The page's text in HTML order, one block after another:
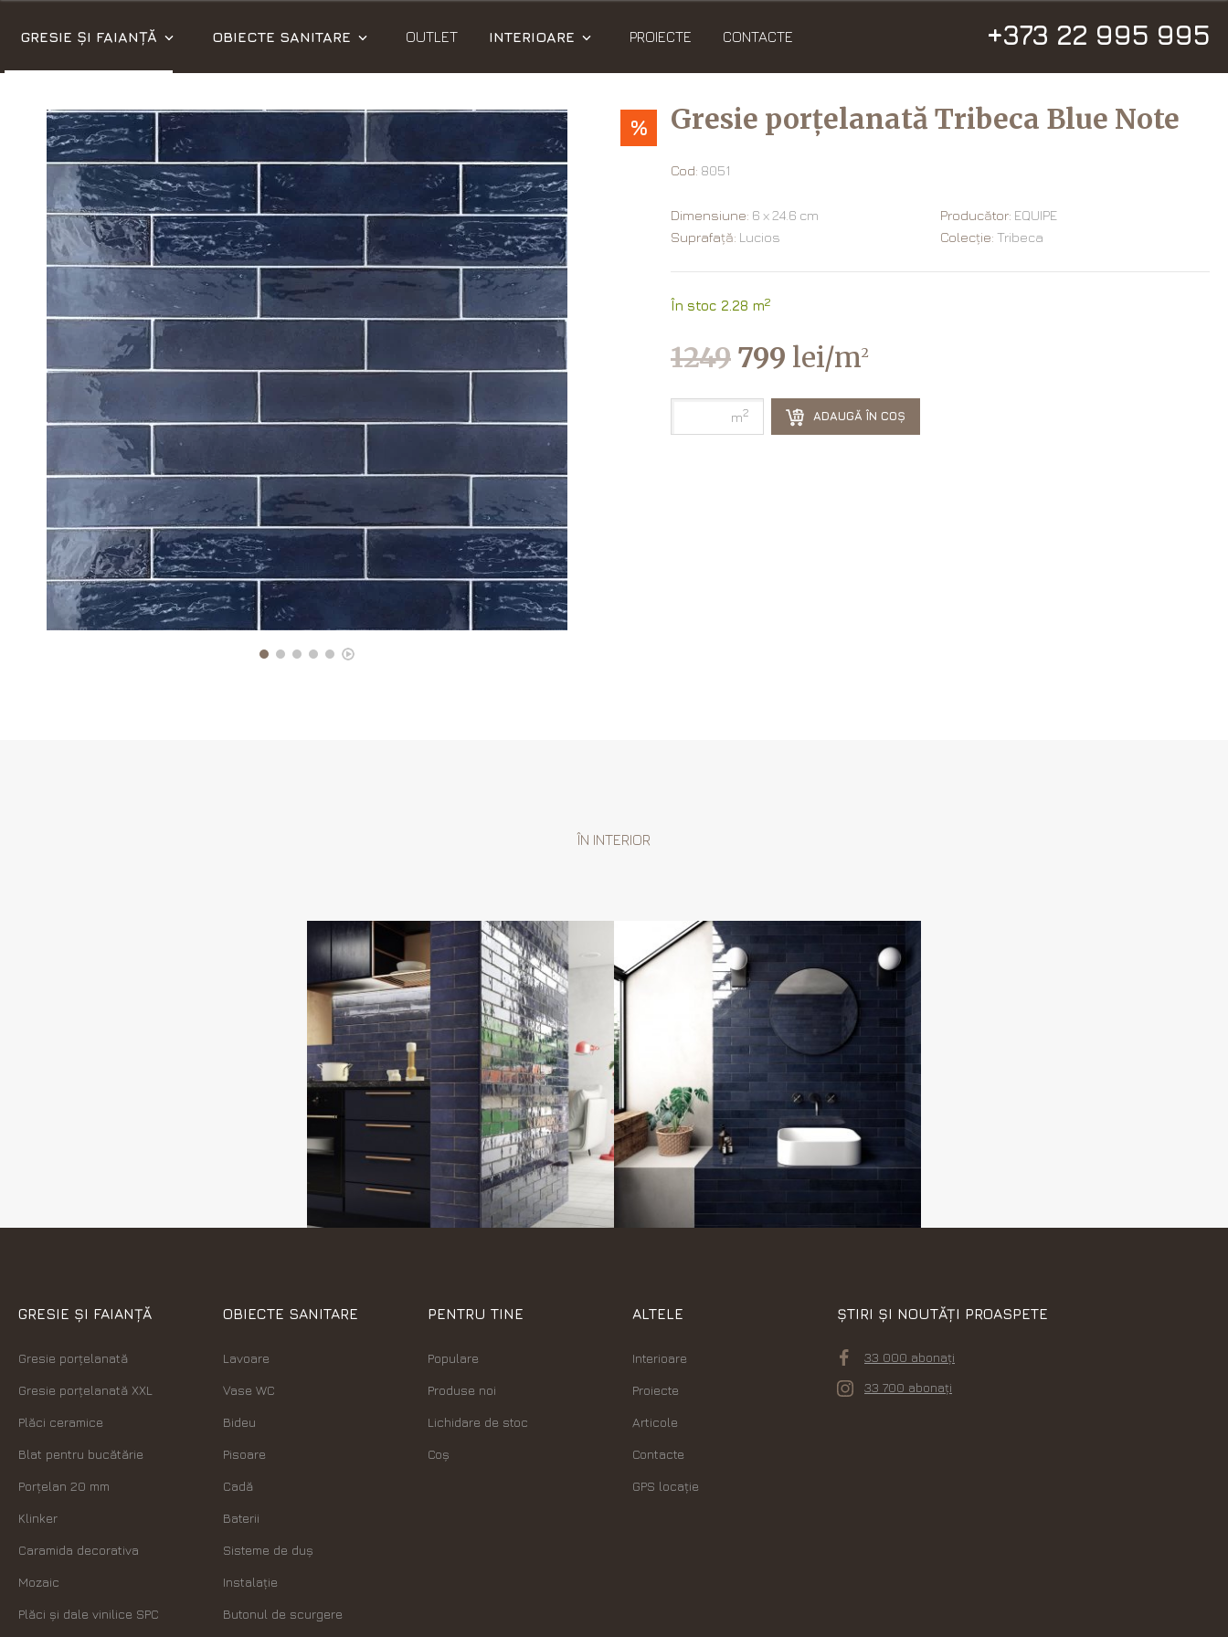
GRESIE ȘI FAIANȚĂ OBIECTE SANITARE OUTLET INTERIOARE PROIECTE CONTACTE +373 22 995 995
% Gresie porțelanată Tribeca Blue Note
Cod: 8051
În stoc 2.28 m2
1249 799 lei/m2
m2 ADAUGĂ ÎN COȘ
Dimensiune: 6 х 24.6 cm
Suprafață: Lucios
Producător: EQUIPE
Colecție: Tribeca
ÎN INTERIOR
GRESIE ȘI FAIANȚĂ
Gresie porțelanată
Gresie porțelanată XXL
Plăci ceramice
Blat pentru bucătărie
Porțelan 20 mm
Klinker
Caramida decorativa
Mozaic
Plăci şi dale vinilice SPC
OBIECTE SANITARE
Lavoare
Vase WC
Bideu
Pisoare
Cadă
Baterii
Sisteme de duș
Instalație
Butonul de scurgere
PENTRU TINE
Populare
Produse noi
Lichidare de stoc
Coș
ALTELE
Interioare
Proiecte
Articole
Contacte
GPS locație
ȘTIRI ȘI NOUTĂȚI PROASPETE
33 000 abonați
33 700 abonați